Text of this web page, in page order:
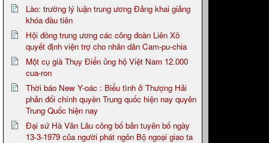
Lào: trường lý luận trung ương Đảng khai giảng
khóa đầu tiên
Hội đồng trung ương các công đoàn Liên Xô
quyết định viện trợ cho nhân dân Cam-pu-chia
Một cụ già Thụy Điển ủng hộ Việt Nam 12.000
cua-ron
Thời báo New Y-oác : Biểu tình ở Thượng Hải
phản đối chính quyền Trung quốc hiện nay quyên
Trung Quốc hiện nay
Đại sứ Hà Văn Lâu công bố bản tuyên bố ngày
13-3-1979 của người phát ngôn Bộ ngoại giao ta